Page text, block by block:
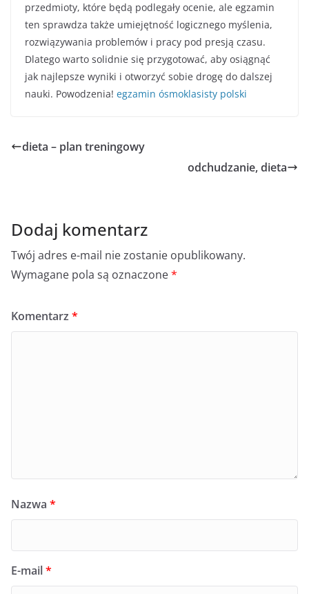
przedmioty, które będą podlegały ocenie, ale egzamin
ten sprawdza także umiejętność logicznego myślenia,
rozwiązywania problemów i pracy pod presją czasu.
Dlatego warto solidnie się przygotować, aby osiągnąć
jak najlepsze wyniki i otworzyć sobie drogę do dalszej
nauki. Powodzenia! egzamin ósmoklasisty polski
dieta – plan treningowy
odchudzanie, dieta
Dodaj komentarz
Twój adres e-mail nie zostanie opublikowany.
Wymagane pola są oznaczone*
Komentarz *
Nazwa *
E-mail*